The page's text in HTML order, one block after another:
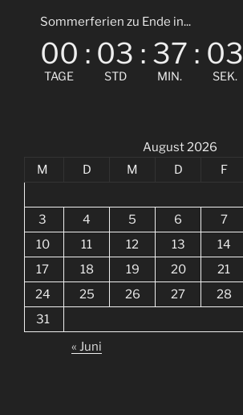
Sommerferien zu Ende in...
00
TAGE
: 03
STD
: 37
MIN.
: 02
SEK.
August 2026
M
D M D F
3
4 5 6 7
10
11 12 13 14
17
18 19 20 21
24
25 26 27 28
31
« Juni